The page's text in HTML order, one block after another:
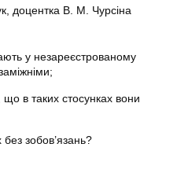
доцентка В. М. Чурсіна
у незареєстрованому
що в таких стосунках вони
зобов’язань?